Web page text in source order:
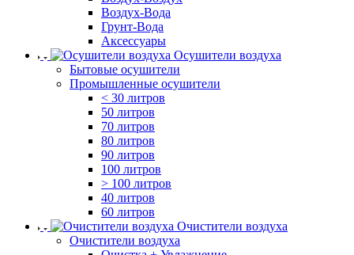
Воздух-Вода
Грунт-Вода
Аксессуары
Осушители воздуха
Бытовые осушители
Промышленные осушители
< 30 литров
50 литров
70 литров
80 литров
90 литров
100 литров
> 100 литров
40 литров
60 литров
Очистители воздуха
Очистители воздуха